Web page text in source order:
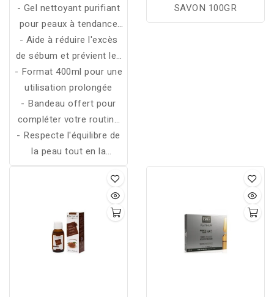
- Gel nettoyant purifiant
pour peaux à tendance
acnéique
- Aide à réduire l'excès
de sébum et prévient les
imperfections
- Format 400ml pour une
utilisation prolongée
- Bandeau offert pour
compléter votre routine
de soin
- Respecte l'équilibre de
la peau tout en la
purifiant
SAVON 100GR